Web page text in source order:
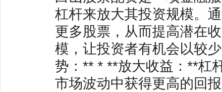
杠杆来放大其投资规模。
更多股票，从而提高潜在
模，让投资者有机会以较
势：** * **放大收益：**杠
市场波动中获得更高的回